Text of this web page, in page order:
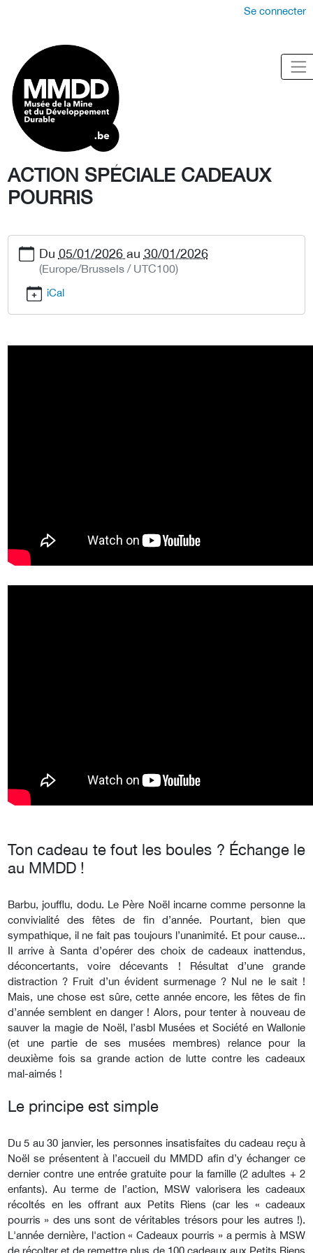
Se connecter
ACTION SPÉCIALE CADEAUX
POURRIS
Du 05/01/2026 au 30/01/2026
(Europe/Brussels / UTC100)
iCal
Ton cadeau te fout les boules ? Échange le
au MMDD !
Barbu, joufflu, dodu. Le Père Noël incarne comme personne la
convivialité des fêtes de fin d’année. Pourtant, bien que
sympathique, il ne fait pas toujours l’unanimité. Et pour cause...
Il arrive à Santa d’opérer des choix de cadeaux inattendus,
déconcertants, voire décevants ! Résultat d’une grande
distraction ? Fruit d’un évident surmenage ? Nul ne le sait !
Mais, une chose est sûre, cette année encore, les fêtes de fin
d’année semblent en danger ! Alors, pour tenter à nouveau de
sauver la magie de Noël, l’asbl Musées et Société en Wallonie
(et une partie de ses musées membres) relance pour la
deuxième fois sa grande action de lutte contre les cadeaux
mal-aimés !
Le principe est simple
Du 5 au 30 janvier, les personnes insatisfaites du cadeau reçu à
Noël se présentent à l’accueil du MMDD afin d’y échanger ce
dernier contre une entrée gratuite pour la famille (2 adultes + 2
enfants). Au terme de l’action, MSW valorisera les cadeaux
récoltés en les offrant aux Petits Riens (car les « cadeaux
pourris » des uns sont de véritables trésors pour les autres !).
L'année dernière, l'action « Cadeaux pourris » a permis à MSW